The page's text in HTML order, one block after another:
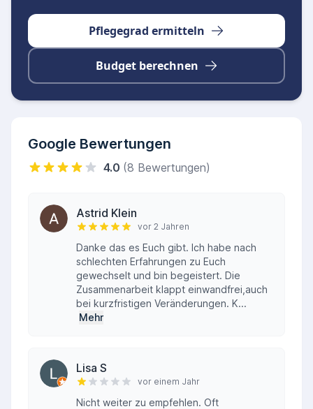
Pflegegrad ermitteln
Budget berechnen
Google Bewertungen
4.0 (8 Bewertungen)
Astrid Klein
vor 2 Jahren
Danke das es Euch gibt. Ich habe nach
schlechten Erfahrungen zu Euch
gewechselt und bin begeistert. Die
Zusammenarbeit klappt einwandfrei,auch
bei kurzfristigen Veränderungen. K...
Mehr
Lisa S
vor einem Jahr
Nicht weiter zu empfehlen. Oft